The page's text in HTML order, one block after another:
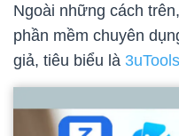
Ngoài những cách
phần mềm chuyên
giả, tiêu biểu là 3uTools